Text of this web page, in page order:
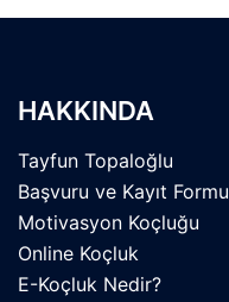
HAKKINDA
Tayfun Topaloğlu
Başvuru ve Kayıt Formu
Motivasyon Koçluğu
Online Koçluk
E-Koçluk Nedir?